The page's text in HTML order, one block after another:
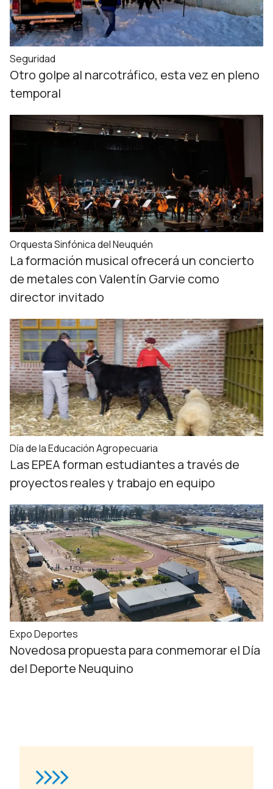
Seguridad
Otro golpe al narcotráfico, esta vez en pleno
temporal
Orquesta Sinfónica del Neuquén
La formación musical ofrecerá un concierto
de metales con Valentín Garvie como
director invitado
Día de la Educación Agropecuaria
Las EPEA forman estudiantes a través de
proyectos reales y trabajo en equipo
Expo Deportes
Novedosa propuesta para conmemorar el Día
del Deporte Neuquino